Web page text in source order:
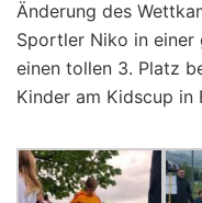
Änderung des
Sportler Niko in einer
einen tollen 3. Platz
Kinder am Kidscup in